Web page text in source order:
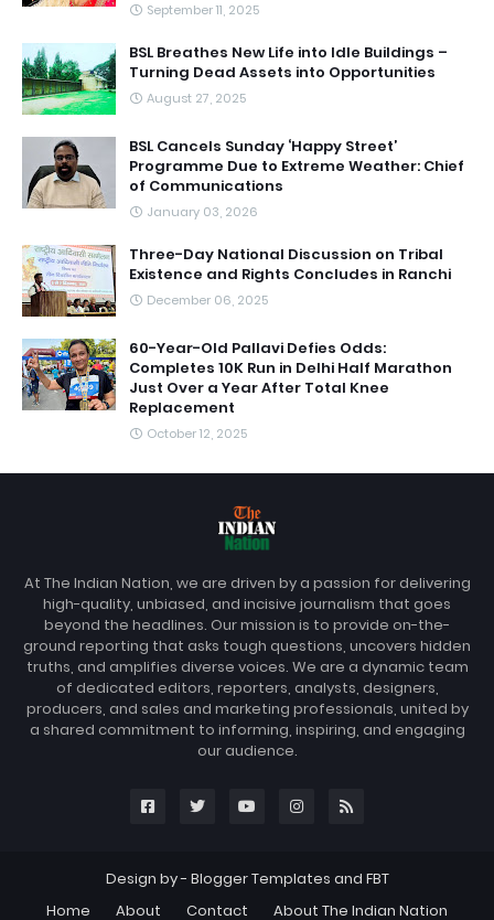
September 11, 2025
BSL Breathes New Life into Idle Buildings –
Turning Dead Assets into Opportunities
August 27, 2025
BSL Cancels Sunday ‘Happy Street’
Programme Due to Extreme Weather: Chief
of Communications
January 03, 2026
Three-Day National Discussion on Tribal
Existence and Rights Concludes in Ranchi
December 06, 2025
60-Year-Old Pallavi Defies Odds:
Completes 10K Run in Delhi Half Marathon
Just Over a Year After Total Knee
Replacement
October 12, 2025
At The Indian Nation, we are driven by a passion for delivering
high-quality, unbiased, and incisive journalism that goes
beyond the headlines. Our mission is to provide on-the-
ground reporting that asks tough questions, uncovers hidden
truths, and amplifies diverse voices. We are a dynamic team
of dedicated editors, reporters, analysts, designers,
producers, and sales and marketing professionals, united by
a shared commitment to informing, inspiring, and engaging
our audience.
Design by - Blogger Templates and FBT
Home
About Contact About The Indian Nation